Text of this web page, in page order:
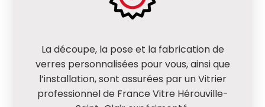
La découpe, la pose et la fabrication de
verres personnalisées pour vous, ainsi que
l’installation, sont assurées par un Vitrier
professionnel de France Vitre Hérouville-